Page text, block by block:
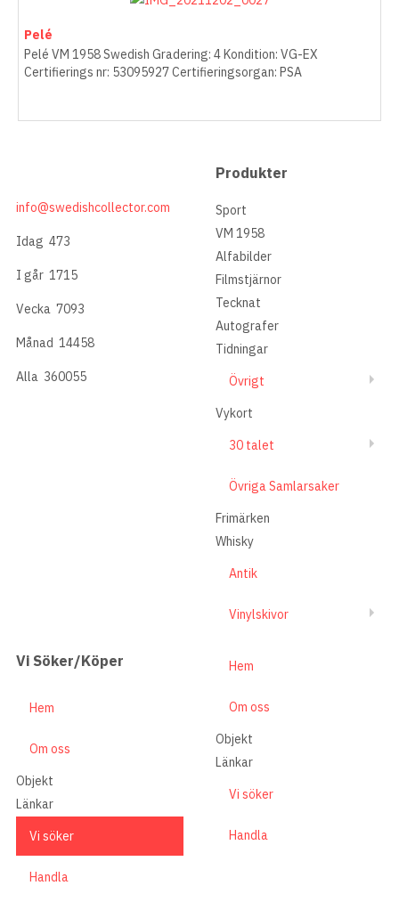
Pelé
Pelé VM 1958 Swedish Gradering: 4 Kondition: VG-EX
Certifierings nr: 53095927 Certifieringsorgan: PSA
info@swedishcollector.com
Idag 473
I går 1715
Vecka 7093
Månad 14458
Alla 360055
Produkter
Sport
VM 1958
Alfabilder
Filmstjärnor
Tecknat
Autografer
Tidningar
Övrigt
Vykort
30 talet
Övriga Samlarsaker
Frimärken
Whisky
Antik
Vinylskivor
Vi Söker/Köper
Hem
Om oss
Objekt
Länkar
Vi söker
Handla
Hem
Om oss
Objekt
Länkar
Vi söker
Handla